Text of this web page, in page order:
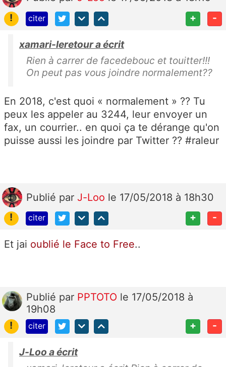
!
citer + -
xamari-leretour a écrit
Rien à carrer de facedebouc et touitter!!!
On peut pas vous joindre normalement??
En 2018, c'est quoi « normalement » ?? Tu
peux les appeler au 3244, leur envoyer un
fax, un courrier.. en quoi ça te dérange qu'on
puisse aussi les joindre par Twitter ?? #raleur
Publié par J-Loo le 17/05/2018 à 18h30
!
citer + -
Et jai oublié le Face to Free..
Publié par PPTOTO le 17/05/2018 à
19h08
!
citer + -
J-Loo a écrit